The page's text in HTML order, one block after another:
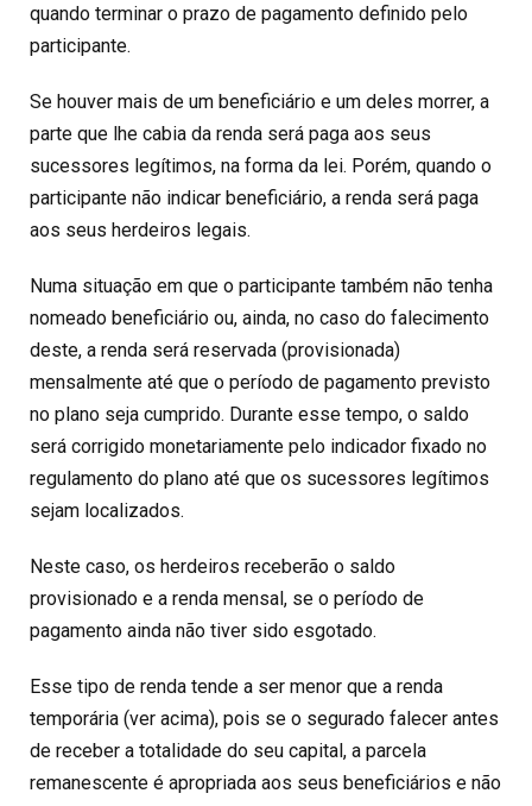
quando terminar o prazo de pagamento definido pelo
participante.
Se houver mais de um beneficiário e um deles morrer, a
parte que lhe cabia da renda será paga aos seus
sucessores legítimos, na forma da lei. Porém, quando o
participante não indicar beneficiário, a renda será paga
aos seus herdeiros legais.
Numa situação em que o participante também não tenha
nomeado beneficiário ou, ainda, no caso do falecimento
deste, a renda será reservada (provisionada)
mensalmente até que o período de pagamento previsto
no plano seja cumprido. Durante esse tempo, o saldo
será corrigido monetariamente pelo indicador fixado no
regulamento do plano até que os sucessores legítimos
sejam localizados.
Neste caso, os herdeiros receberão o saldo
provisionado e a renda mensal, se o período de
pagamento ainda não tiver sido esgotado.
Esse tipo de renda tende a ser menor que a renda
temporária (ver acima), pois se o segurado falecer antes
de receber a totalidade do seu capital, a parcela
remanescente é apropriada aos seus beneficiários e não